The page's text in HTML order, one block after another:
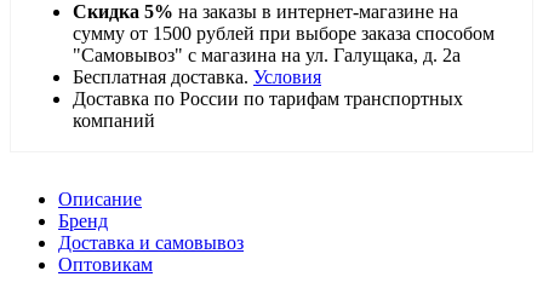
Скидка 5% на заказы в интернет-магазине на
сумму от 1500 рублей при выборе заказа способом
"Самовывоз" с магазина на ул. Галущака, д. 2а
Бесплатная доставка. Условия
Доставка по России по тарифам транспортных
компаний
Описание
Бренд
Доставка и самовывоз
Оптовикам